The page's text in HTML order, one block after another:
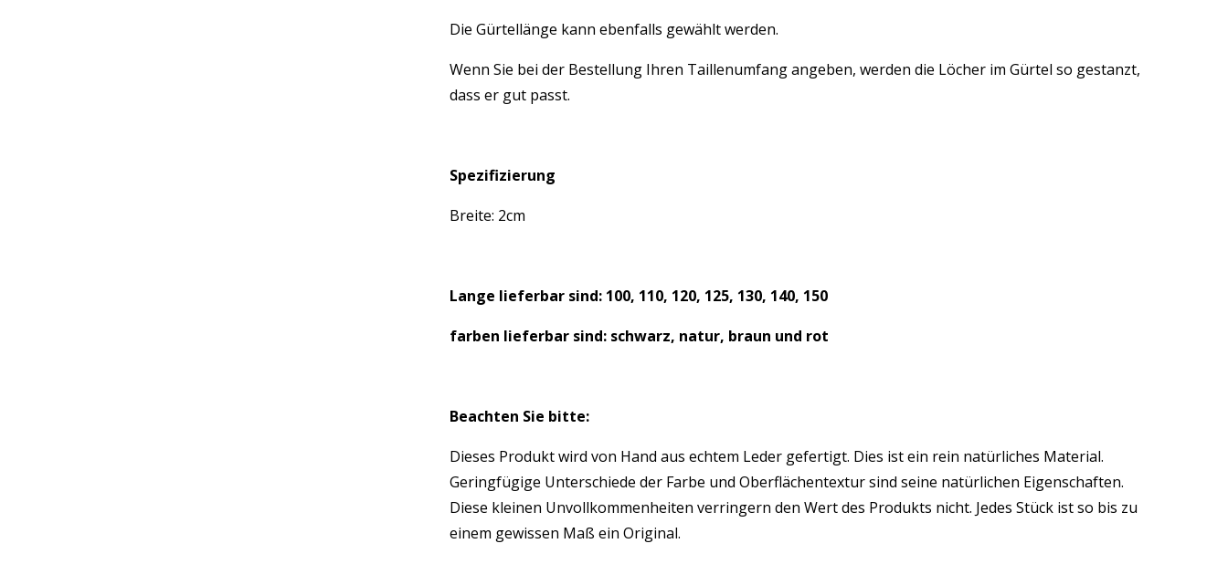
Die Gürtellänge kann ebenfalls gewählt werden.
Wenn Sie bei der Bestellung Ihren Taillenumfang angeben, werden die Löcher im Gürtel so gestanzt,
dass er gut passt.
Spezifizierung
Breite: 2cm
Lange lieferbar sind: 100, 110, 120, 125, 130, 140, 150
farben lieferbar sind: schwarz, natur, braun und rot
Beachten Sie bitte:
Dieses Produkt wird von Hand aus echtem Leder gefertigt. Dies ist ein rein natürliches Material.
Geringfügige Unterschiede der Farbe und Oberflächentextur sind seine natürlichen Eigenschaften.
Diese kleinen Unvollkommenheiten verringern den Wert des Produkts nicht. Jedes Stück ist so bis zu
einem gewissen Maß ein Original.